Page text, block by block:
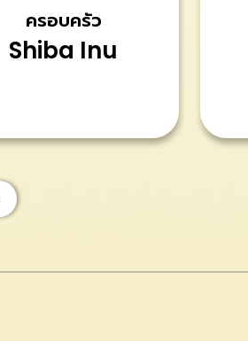
ครอบครัว
Shiba Inu